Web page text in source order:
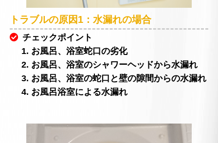
トラブルの原因1：水漏れの場合
チェックポイント
1. お風呂、浴室蛇口の劣化
2. お風呂、浴室のシャワーヘッドから水漏れ
3. お風呂、浴室の蛇口と壁の隙間からの水漏れ
4. お風呂浴室による水漏れ